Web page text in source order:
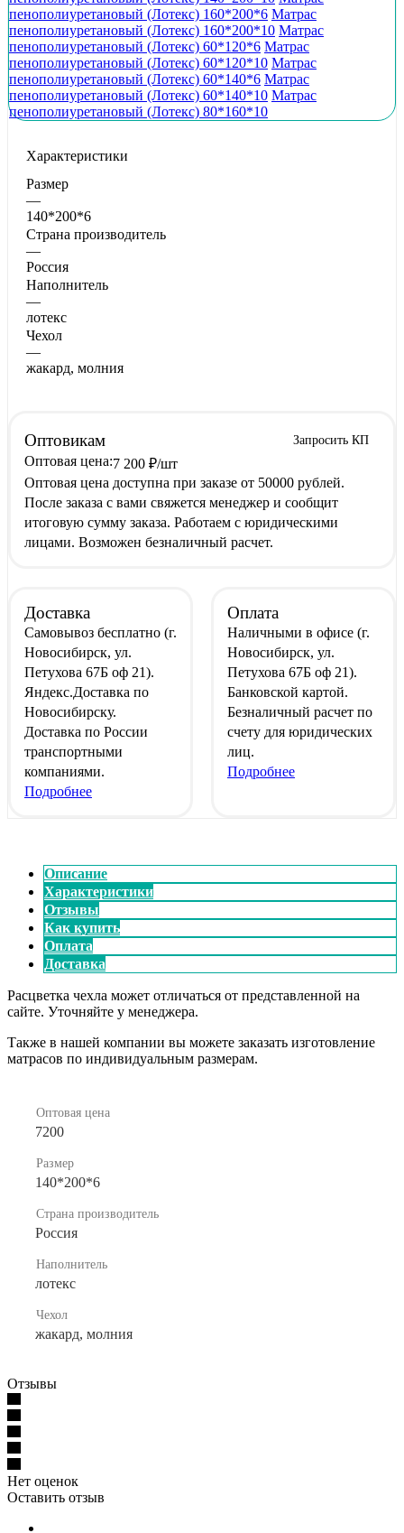
пенополиуретановый (Лотекс) 160*200*6 Матрас
пенополиуретановый (Лотекс) 160*200*10 Матрас
пенополиуретановый (Лотекс) 60*120*6 Матрас
пенополиуретановый (Лотекс) 60*120*10 Матрас
пенополиуретановый (Лотекс) 60*140*6 Матрас
пенополиуретановый (Лотекс) 60*140*10 Матрас
пенополиуретановый (Лотекс) 80*160*10
Характеристики
Размер
—
140*200*6
Страна производитель
—
Россия
Наполнитель
—
лотекс
Чехол
—
жакард, молния
Оптовикам Запросить КП
Оптовая цена:7 200 ₽/шт
Оптовая цена доступна при заказе от 50000 рублей.
После заказа с вами свяжется менеджер и сообщит
итоговую сумму заказа. Работаем с юридическими
лицами. Возможен безналичный расчет.
Доставка
Самовывоз бесплатно (г.
Новосибирск, ул.
Петухова 67Б оф 21).
Яндекс.Доставка по
Новосибирску.
Доставка по России
транспортными
компаниями.
Подробнее
Оплата
Наличными в офисе (г.
Новосибирск, ул.
Петухова 67Б оф 21).
Банковской картой.
Безналичный расчет по
счету для юридических
лиц.
Подробнее
Описание
Характеристики
Отзывы
Как купить
Оплата
Доставка
Расцветка чехла может отличаться от представленной на
сайте. Уточняйте у менеджера.
Также в нашей компании вы можете заказать изготовление
матрасов по индивидуальным размерам.
Оптовая цена
7200
Размер
140*200*6
Страна производитель
Россия
Наполнитель
лотекс
Чехол
жакард, молния
Отзывы
Нет оценок
Оставить отзыв